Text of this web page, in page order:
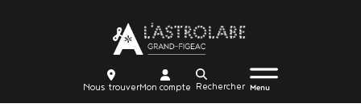
au
contenu
principal
Body
trouver
Nous trouvercompte
Mon compte
Recherche
Menu
burger
Body
icon_trigger
Menu